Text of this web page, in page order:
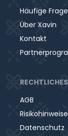
Häufige
Über Xavin
Kontakt
RECHTLICHES
AGB
Risikohinweise
Datenschutz